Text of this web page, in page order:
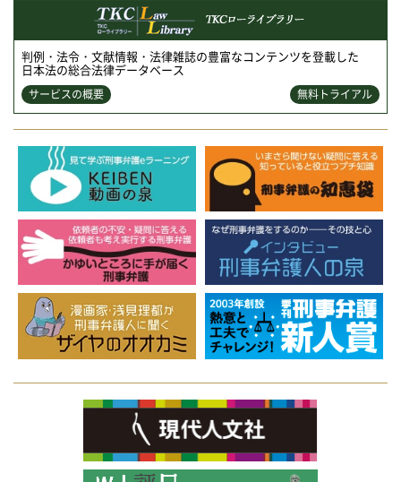
判例・法令・文献情報・法律雑誌の豊富なコンテンツを登載した
日本法の総合法律データベース
サービスの概要 無料トライアル